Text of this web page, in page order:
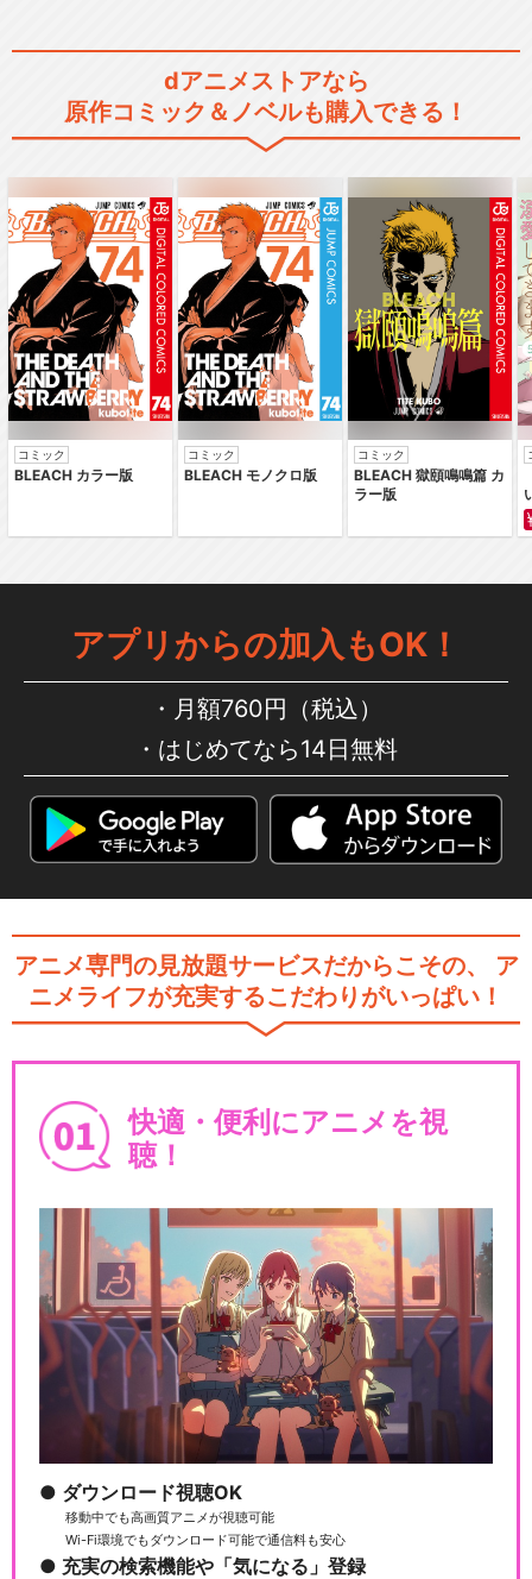
dアニメストアなら
原作コミック＆ノベルも購入できる！
コミック
BLEACH カラー版
コミック
BLEACH モノクロ版
コミック
BLEACH 獄頤鳴鳴篇 カ
ラー版
アプリからの加入もOK！
月額760円（税込）
はじめてなら14日無料
アニメ専門の見放題サービスだからこその、
ア
ニメライフが充実するこだわりがいっぱい！
快適・便利にアニメを視
聴！
ダウンロード視聴OK
移動中でも高画質アニメが視聴可能
Wi-Fi環境でもダウンロード可能で通信料も安心
充実の検索機能や「気になる」登録